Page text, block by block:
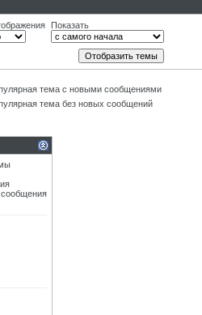
Показать
тема с новыми сообщениями
тема без новых сообщений
сообщения